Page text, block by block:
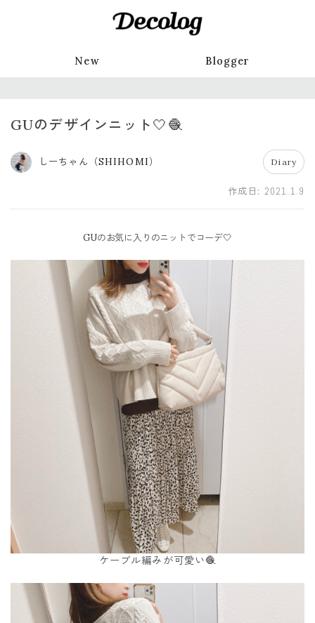
New Blogger
GUのデザインニット🤍🧶
しーちゃん（SHIHOMI） Diary
作成日: 2021.1.9
GUのお気に入りのニットでコーデ🤍
ケーブル編みが可愛い🧶